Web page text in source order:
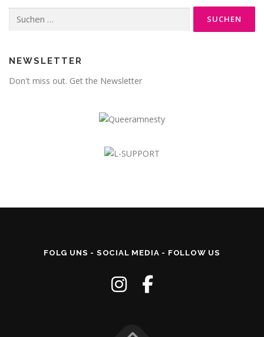
nach:
NEWSLETTER
Don't miss out. Get the Newsletter
FOLG UNS - SOCIAL MEDIA - FOLLOW US